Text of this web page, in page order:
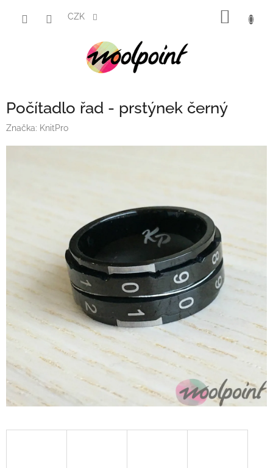
CZK
Počítadlo řad - prstýnek černý
Značka: KnitPro